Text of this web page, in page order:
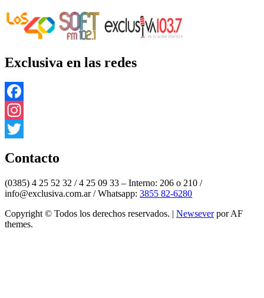
Exclusiva en las redes
Facebook
Instagram
Contacto
(0385) 4 25 52 32 / 4 25 09 33 – Interno: 206 o 210 /
info@exclusiva.com.ar / Whatsapp: 3855 82-6280
Copyright © Todos los derechos reservados. | Newseverpor AF
themes.